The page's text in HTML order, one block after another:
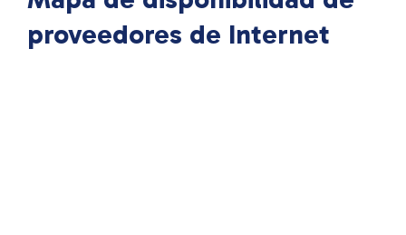
proveedores de Internet